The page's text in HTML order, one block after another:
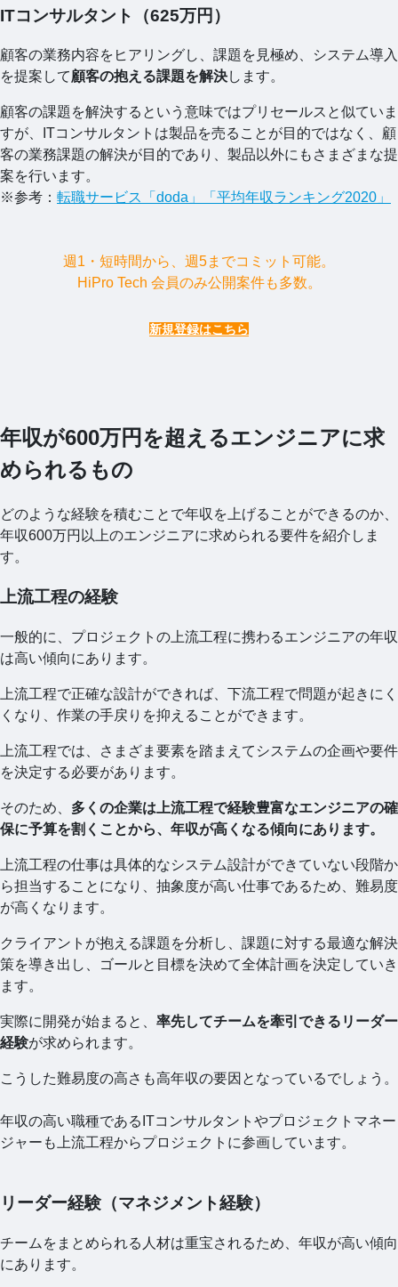
ITコンサルタント（625万円）
顧客の業務内容をヒアリングし、課題を見極め、システム導入
を提案して顧客の抱える課題を解決します。
顧客の課題を解決するという意味ではプリセールスと似ていま
すが、ITコンサルタントは製品を売ることが目的ではなく、顧
客の業務課題の解決が目的であり、製品以外にもさまざまな提
案を行います。
※参考： 転職サービス「doda」「平均年収ランキング2020」
週1・短時間から、週5までコミット可能。
HiPro Tech 会員のみ公開案件も多数。
新規登録はこちら
年収が600万円を超えるエンジニアに求
められるもの
どのような経験を積むことで年収を上げることができるのか、
年収600万円以上のエンジニアに求められる要件を紹介しま
す。
上流工程の経験
一般的に、プロジェクトの上流工程に携わるエンジニアの年収
は高い傾向にあります。
上流工程で正確な設計ができれば、下流工程で問題が起きにく
くなり、作業の手戻りを抑えることができます。
上流工程では、さまざま要素を踏まえてシステムの企画や要件
を決定する必要があります。
そのため、 多くの企業は上流工程で経験豊富なエンジニアの確
保に予算を割くことから、年収が高くなる傾向にあります。
上流工程の仕事は具体的なシステム設計ができていない段階か
ら担当することになり、抽象度が高い仕事であるため、難易度
が高くなります。
クライアントが抱える課題を分析し、課題に対する最適な解決
策を導き出し、ゴールと目標を決めて全体計画を決定していき
ます。
実際に開発が始まると、 率先してチームを牽引できるリーダー
経験が求められます。
こうした難易度の高さも高年収の要因となっているでしょう。
年収の高い職種であるITコンサルタントやプロジェクトマネー
ジャーも上流工程からプロジェクトに参画しています。
リーダー経験（マネジメント経験）
チームをまとめられる人材は重宝されるため、年収が高い傾向
にあります。